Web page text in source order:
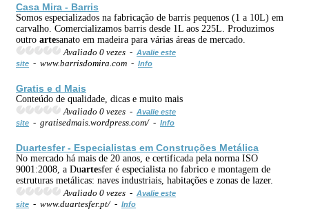
Casa Mira - Barris
Somos especializados na fabricação de barris pequenos (1 a 10L) em
carvalho. Comercializamos barris desde 1L aos 225L. Produzimos
outro artesanato em madeira para várias áreas de mercado.
Avaliado 0 vezes - Avalie este
site - www.barrisdomira.com - Info
Gratis e d Mais
Conteúdo de qualidade, dicas e muito mais
Avaliado 0 vezes - Avalie este
site - gratisedmais.wordpress.com/ - Info
Duartesfer - Especialistas em Construções Metálica
No mercado há mais de 20 anos, e certificada pela norma ISO
9001:2008, a Duartesfer é especialista no fabrico e montagem de
estruturas metálicas: naves industriais, habitações e zonas de lazer.
Avaliado 0 vezes - Avalie este
site - www.duartesfer.pt/ - Info